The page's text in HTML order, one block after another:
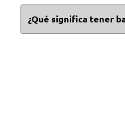
El bigote puede lucir más
¿Qué significa tener